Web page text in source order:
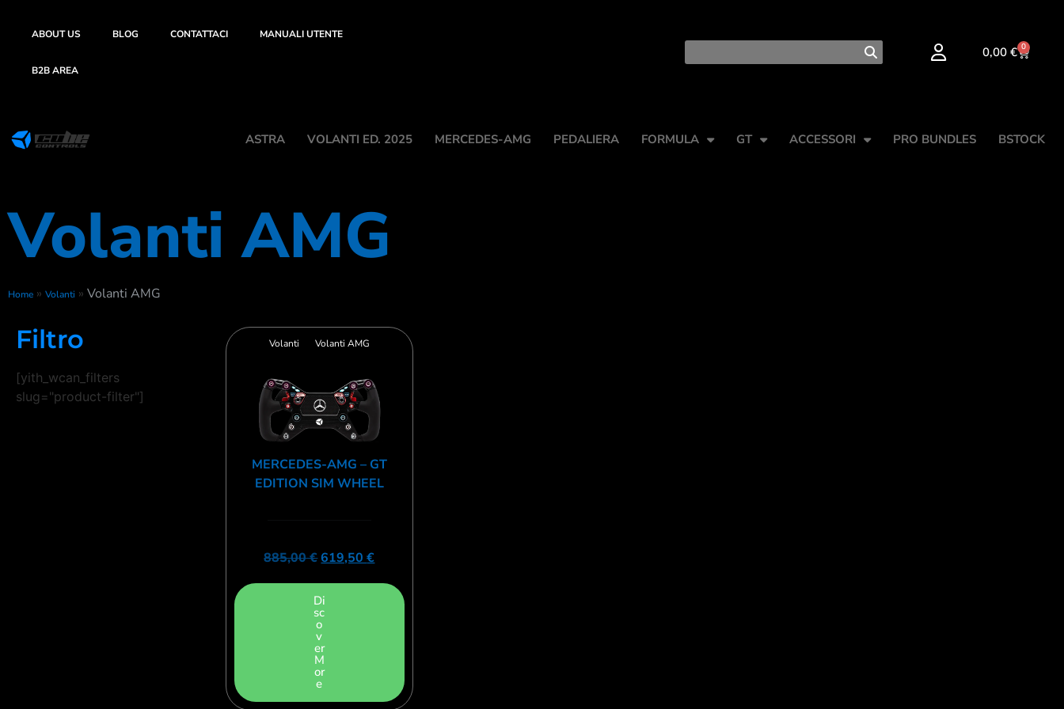
ABOUT US BLOG CONTATTACI MANUALI UTENTE
B2B AREA
0,00 € 0
ASTRA VOLANTI ED. 2025 MERCEDES-AMG PEDALIERA FORMULA GT ACCESSORI PRO BUNDLES BSTOCK
Volanti AMG
Home » Volanti » Volanti AMG
Filtro
[yith_wcan_filters
slug="product-filter"]
Volanti Volanti AMG
MERCEDES-AMG – GT
EDITION SIM WHEEL
885,00€619,50€
Di
sc
o
v
er
M
or
e